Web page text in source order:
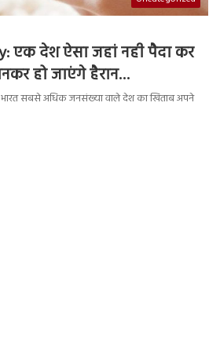
एक देश ऐसा जहां नही पैदा कर
हो जाएंगे हैरान…
सबसे अधिक जनसंख्या वाले देश का खिताब अपने